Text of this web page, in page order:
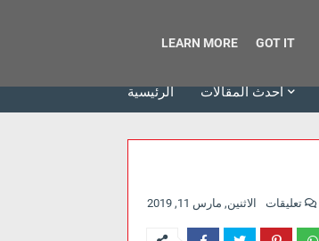
وكالة الحدث للآراء
الرئيسية أحدث المقالات
الاثنين, مارس 11, 2019
LEARN MORE GOT IT